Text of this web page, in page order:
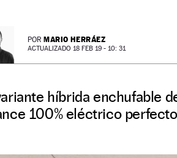
POR MARIO HERRÁEZ
ACTUALIZADO 18 FEB 19 - 10: 31
híbrida enchufable
100% eléctrico